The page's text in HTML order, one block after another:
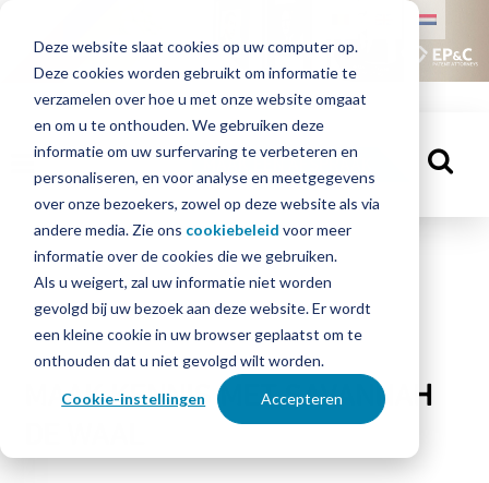
Deze website slaat cookies op uw computer op.
Deze cookies worden gebruikt om informatie te
verzamelen over hoe u met onze website omgaat
en om u te onthouden. We gebruiken deze
informatie om uw surfervaring te verbeteren en
personaliseren, en voor analyse en meetgegevens
over onze bezoekers, zowel op deze website als via
andere media. Zie ons cookiebeleid voor meer
informatie over de cookies die we gebruiken.
Als u weigert, zal uw informatie niet worden
gevolgd bij uw bezoek aan deze website. Er wordt
een kleine cookie in uw browser geplaatst om te
onthouden dat u niet gevolgd wilt worden.
Cookie-instellingen Accepteren
KENNISBANK
CONTACT
MAAK KENNIS MET SAVANNAH